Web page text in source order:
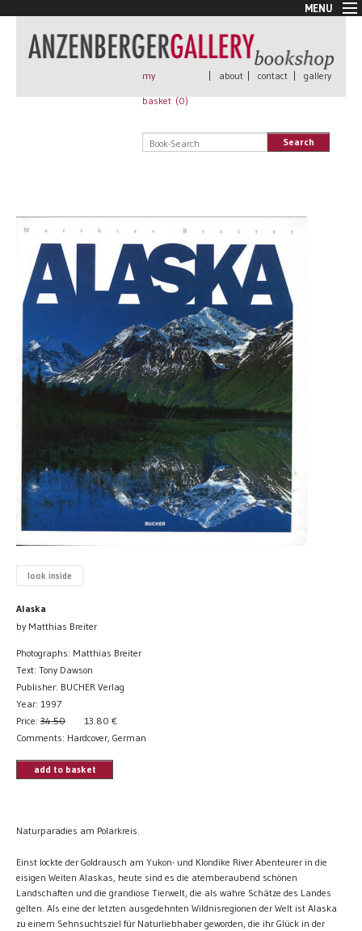
MENU
New Arrivals
Book + Print
Rare Books
All books
my
basket (0)
| about | contact | gallery
Search
look inside
Alaska
by Matthias Breiter
Photographs: Matthias Breiter
Text: Tony Dawson
Publisher: BUCHER Verlag
Year: 1997
Price: 34.50 13.80 €
Comments: Hardcover, German
add to basket
Naturparadies am Polarkreis.
Einst lockte der Goldrausch am Yukon- und Klondike River Abenteurer in die
eisigen Weiten Alaskas, heute sind es die atemberaubend schönen
Landschaften und die grandiose Tierwelt, die als wahre Schätze des Landes
gelten. Als eine der letzten ausgedehnten Wildnisregionen der Welt ist Alaska
zu einem Sehnsuchtsziel für Naturliebhaber geworden, die ihr Glück in der